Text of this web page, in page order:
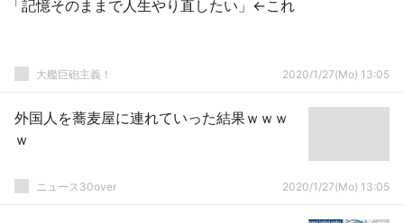
「記憶そのままで人生やり直したい」←これ
大艦巨砲主義！ 2020/1/27(Mo) 13:05
外国人を蕎麦屋に連れていった結果ｗｗｗ
ｗ
ニュース30over 2020/1/27(Mo) 13:05